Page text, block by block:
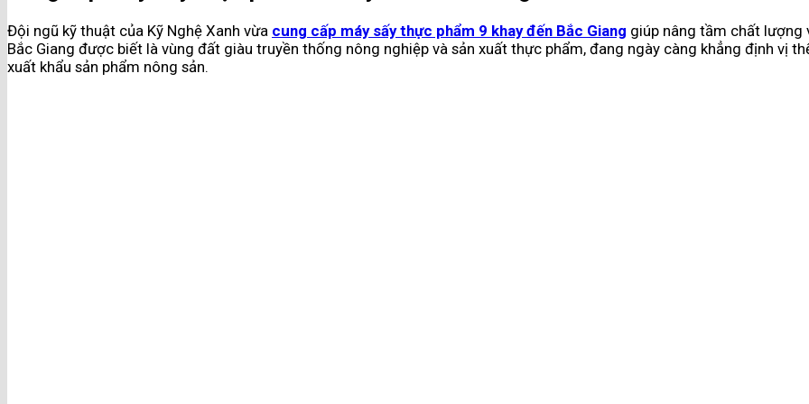
Đội ngũ kỹ thuật của Kỹ Nghệ Xanh vừa cung cấp máy sấy thực phẩm 9 khay đến Bắc Giang giúp nâng tầm chất lượng
Bắc Giang được biết là vùng đất giàu truyền thống nông nghiệp và sản xuất thực phẩm, đang ngày càng khẳng định vị
xuất khẩu sản phẩm nông sản.